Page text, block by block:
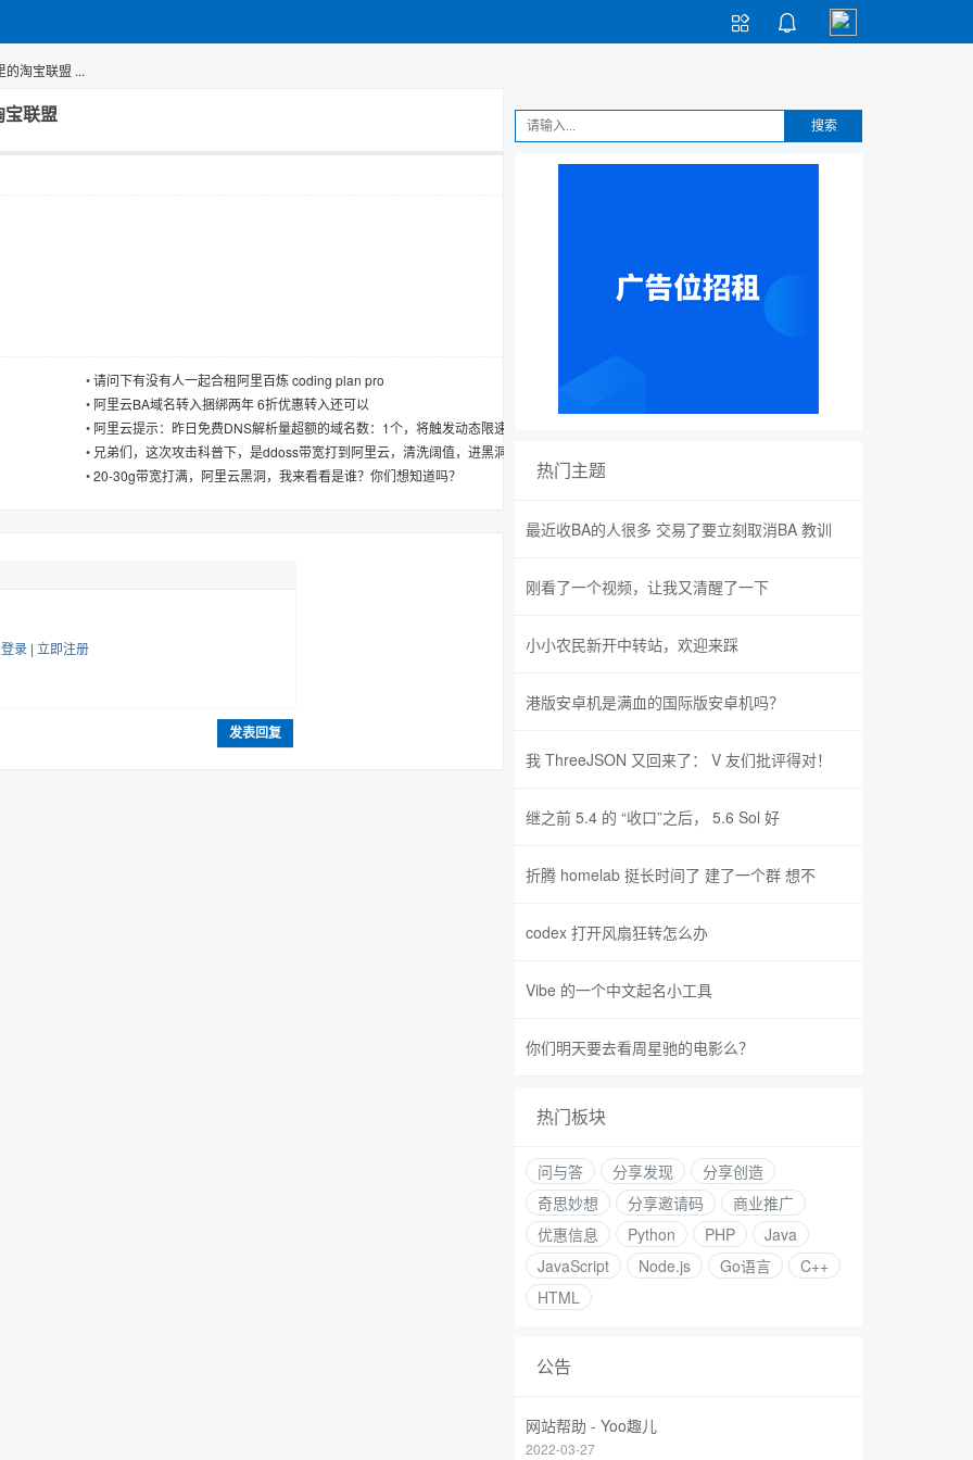


淘宝联盟 ...
宝联盟
•请问下有没有人一起合租阿里百炼 coding plan pro
• 阿里云BA域名转入捆绑两年 6折优惠转入还可以
• 阿里云提示：昨日免费DNS解析量超额的域名数：1个，将触发动态限速，
建议立即
• 兄弟们，这次攻击科普下，是ddoss带宽打到阿里云，清洗阔值，进黑洞而
已，原理很简单
•20-30g带宽打满，阿里云黑洞，我来看看是谁？你们想知道吗？
登录 | 立即注册
发表回复
搜索
热门主题
最近收BA的人很多 交易了要立刻取消BA 教训
刚看了一个视频，让我又清醒了一下
小小农民新开中转站，欢迎来踩
港版安卓机是满血的国际版安卓机吗？
我 ThreeJSON 又回来了： V 友们批评得对！
继之前 5.4 的 “收口”之后， 5.6 Sol 好
折腾 homelab 挺长时间了 建了一个群 想不
codex 打开风扇狂转怎么办
Vibe 的一个中文起名小工具
你们明天要去看周星驰的电影么？
热门板块
问与答 分享发现
分享创造
奇思妙想
分享邀请码
商业推广
优惠信息
Python PHP
Java
JavaScript
Node.js Go语言
C++
HTML
公告
网站帮助 - Yoo趣儿
2022-03-27